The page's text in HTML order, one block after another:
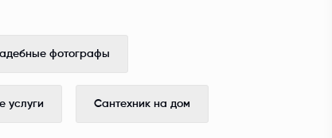
фотографы
услуги Сантехник на дом